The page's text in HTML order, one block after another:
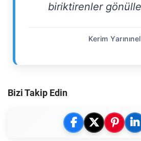
biriktirenler
Kerim
Bizi Takip Edin